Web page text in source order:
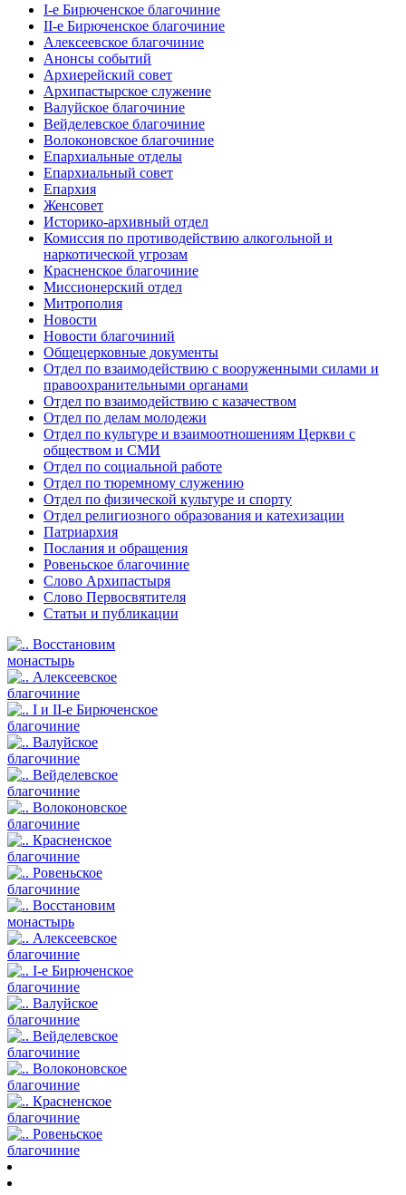
I-е Бирюченское благочиние
II-е Бирюченское благочиние
Алексеевское благочиние
Анонсы событий
Архиерейский совет
Архипастырское служение
Валуйское благочиние
Вейделевское благочиние
Волоконовское благочиние
Епархиальные отделы
Епархиальный совет
Епархия
Женсовет
Историко-архивный отдел
Комиссия по противодействию алкогольной и
наркотической угрозам
Красненское благочиние
Миссионерский отдел
Митрополия
Новости
Новости благочиний
Общецерковные документы
Отдел по взаимодействию с вооруженными силами и
правоохранительными органами
Отдел по взаимодействию с казачеством
Отдел по делам молодежи
Отдел по культуре и взаимоотношениям Церкви с
обществом и СМИ
Отдел по социальной работе
Отдел по тюремному служению
Отдел по физической культуре и спорту
Отдел религиозного образования и катехизации
Патриархия
Послания и обращения
Ровеньское благочиние
Слово Архипастыря
Слово Первосвятителя
Статьи и публикации
Восстановим
монастырь
Алексеевское
благочиние
I и II-е Бирюченское
благочиние
Валуйское
благочиние
Вейделевское
благочиние
Волоконовское
благочиние
Красненское
благочиние
Ровеньское
благочиние
Восстановим
монастырь
Алексеевское
благочиние
I-е Бирюченское
благочиние
Валуйское
благочиние
Вейделевское
благочиние
Волоконовское
благочиние
Красненское
благочиние
Ровеньское
благочиние